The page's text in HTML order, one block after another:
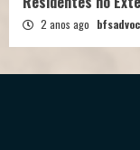
2 anos ago